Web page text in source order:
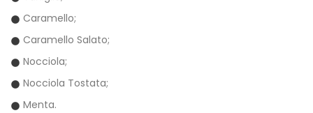
Caramello;
Caramello Salato;
Nocciola;
Nocciola Tostata;
Menta.